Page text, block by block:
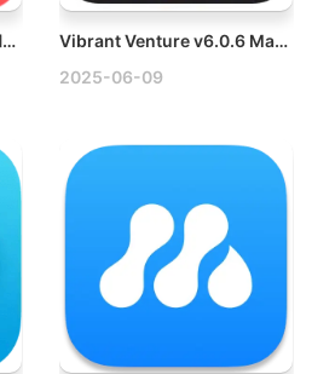
Reflector v4.1.2 屏幕镜像和录屏软件破解版
Vibrant Venture v6.0.6 Mac动作冒险游戏
2025-06-09